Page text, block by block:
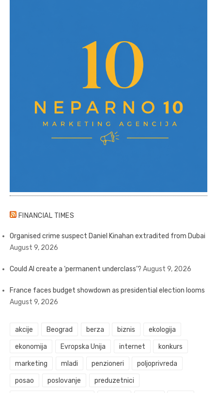
FINANCIAL TIMES
Organised crime suspect Daniel Kinahan extradited from Dubai
August 9, 2026
Could AI create a ‘permanent underclass’? August 9, 2026
France faces budget showdown as presidential election looms
August 9, 2026
akcije Beograd berza biznis ekologija
ekonomija Evropska Unija internet konkurs
marketing mladi penzioneri poljoprivreda
posao poslovanje preduzetnici